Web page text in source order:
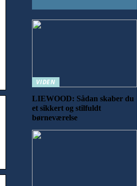
VIDEN
LIEWOOD: Sådan skaber du
et sikkert og stilfuldt
børneværelse